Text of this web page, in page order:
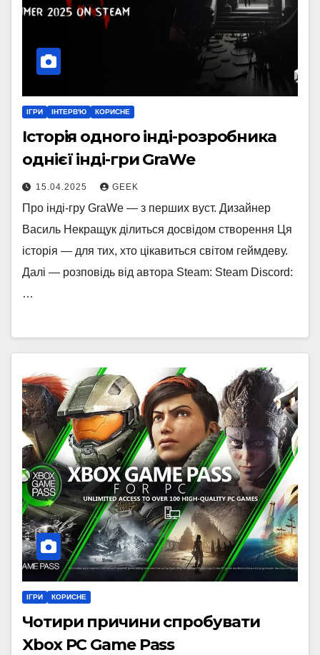
ІГРИ ІНТЕРВ'Ю КОРИСНЕ
Історія одного інді-розробника
однієї інді-гри GraWe
15.04.2025 GEEK
Про інді-гру GraWe — з перших вуст. Дизайнер
Василь Некращук ділиться досвідом створення Ця
історія — для тих, хто цікавиться світом геймдеву.
Далі — розповідь від автора Steam: Steam Discord:
…
ІГРИ КОРИСНЕ
Чотири причини спробувати
Xbox PC Game Pass